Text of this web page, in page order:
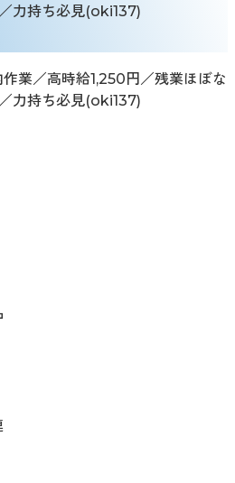
力持ち必見(oki137)
作業／高時給1,250円／残業ほぼな
力持ち必見(oki137)